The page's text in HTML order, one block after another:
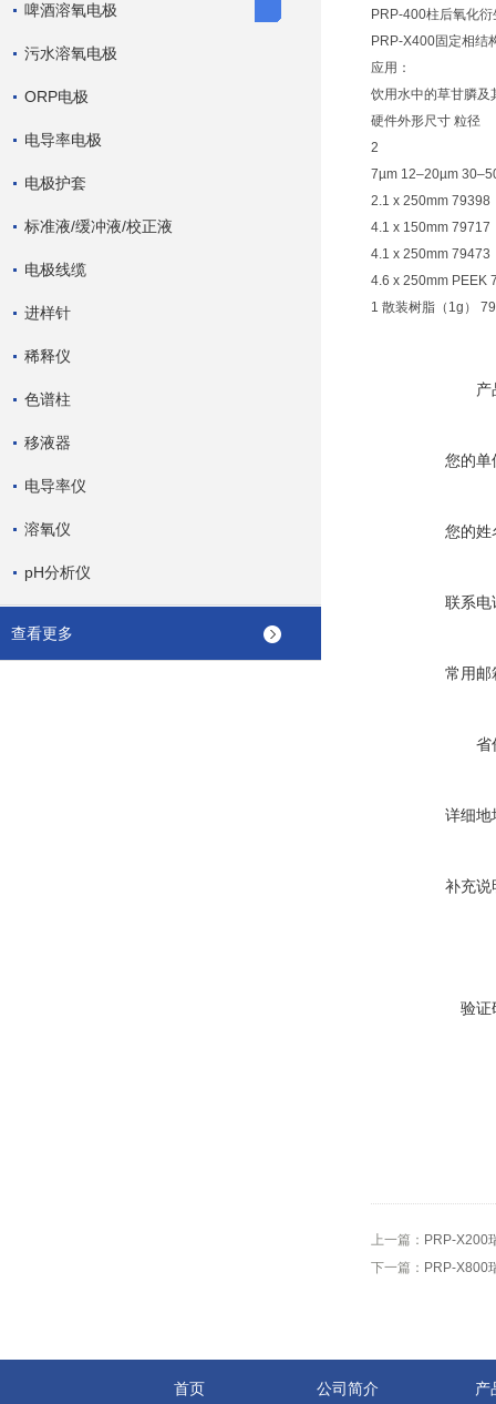
啤酒溶氧电极
污水溶氧电极
ORP电极
电导率电极
电极护套
标准液/缓冲液/校正液
电极线缆
进样针
稀释仪
色谱柱
移液器
电导率仪
溶氧仪
pH分析仪
查看更多
PRP-400柱后氧化
PRP-X400固定相结
应用：
饮用水中的草甘膦及
硬件外形尺寸 粒径
2
7µm 12–20µm
2.1 x 250mm 79398
4.1 x 150mm 79717
4.1 x 250mm 79473
4.6 x 250mm PEEK
1 散装树脂（1g）
产
您的单
您的姓
联系电
常用邮
省
详细地
补充说
验证
上一篇： PRP-X200
下一篇： PRP-X800
首页 公司简介 产